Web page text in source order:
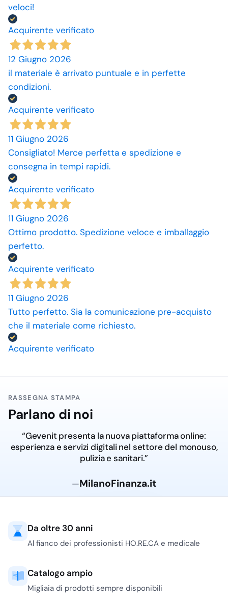
veloci!
Acquirente verificato
12 Giugno 2026
il materiale è arrivato puntuale e in perfette
condizioni.
Acquirente verificato
11 Giugno 2026
Consigliato! Merce perfetta e spedizione e
consegna in tempi rapidi.
Acquirente verificato
11 Giugno 2026
Ottimo prodotto. Spedizione veloce e imballaggio
perfetto.
Acquirente verificato
11 Giugno 2026
Tutto perfetto. Sia la comunicazione pre-acquisto
che il materiale come richiesto.
Acquirente verificato
RASSEGNA STAMPA
Parlano di noi
“Gevenit presenta la nuova piattaforma online:
esperienza e servizi digitali nel settore del monouso,
pulizia e sanitari.”
—MilanoFinanza.it
Da oltre 30 anni
Al fianco dei professionisti HO.RE.CA e medicale
Catalogo ampio
Migliaia di prodotti sempre disponibili